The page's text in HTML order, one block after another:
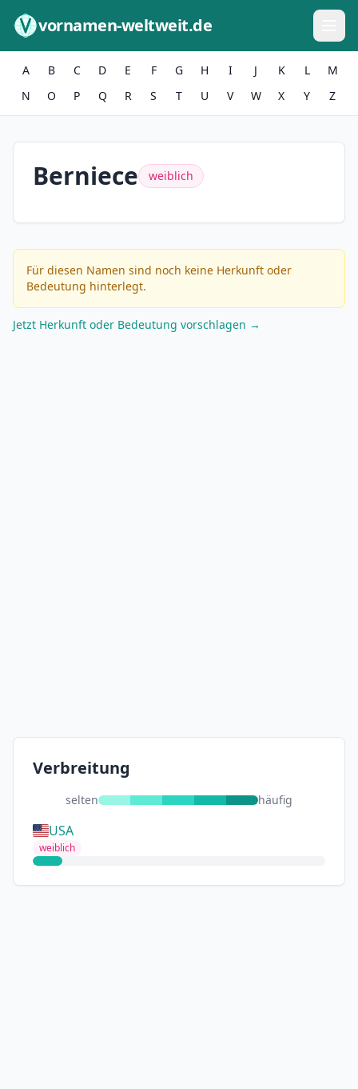
vornamen-weltweit.de
A B C D E F G H I J K L
M
N
O P Q R S T U V W X Y Z
Berniece weiblich
Für diesen Namen sind noch keine Herkunft oder
Bedeutung hinterlegt.
Jetzt Herkunft oder Bedeutung vorschlagen →
Verbreitung
selten häufig
USA
weiblich